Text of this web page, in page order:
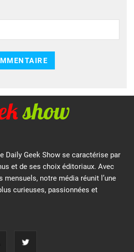
Daily Geek Show se caractérise par
et de ses choix éditoriaux. Avec
notre média réunit l’une
curieuses, passionnées et